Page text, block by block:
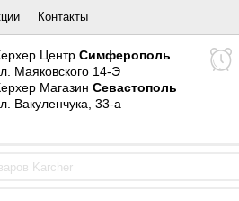
Контакты
Центр Симферополь
Маяковского 14-Э
Магазин Севастополь
Вакуленчука, 33-а